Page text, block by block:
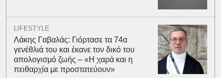
LIFESTYLE
Λάκης Γαβαλάς: Γιόρτασε τα 74α
γενέθλιά του και έκανε τον δικό του
απολογισμό ζωής – «Η χαρά και η
πειθαρχία με προστατεύουν»